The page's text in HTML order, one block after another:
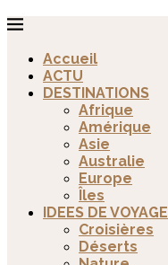
Accueil
ACTU
DESTINATIONS
Afrique
Amérique
Asie
Australie
Europe
Îles
IDEES DE VOYAGE
Croisières
Déserts